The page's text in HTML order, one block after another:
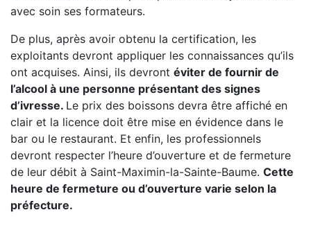
avec soin ses formateurs.
De plus, après avoir obtenu la certification, les
exploitants devront appliquer les connaissances qu’ils
ont acquises. Ainsi, ils devront éviter de fournir de
l’alcool à une personne présentant des signes
d’ivresse. Le prix des boissons devra être affiché en
clair et la licence doit être mise en évidence dans le
bar ou le restaurant. Et enfin, les professionnels
devront respecter l’heure d’ouverture et de fermeture
de leur débit à Saint-Maximin-la-Sainte-Baume. Cette
heure de fermeture ou d’ouverture varie selon la
préfecture.